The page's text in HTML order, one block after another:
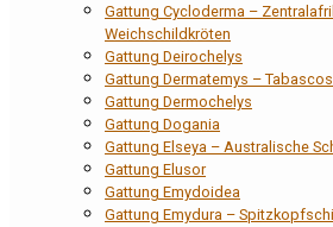
Gattung Cycloderma –
Weichschildkröten
Gattung Deirochelys
Gattung Dermatemys –
Gattung Dermochelys
Gattung Dogania
Gattung Elseya – Australische
Gattung Elusor
Gattung Emydoidea
Gattung Emydura –